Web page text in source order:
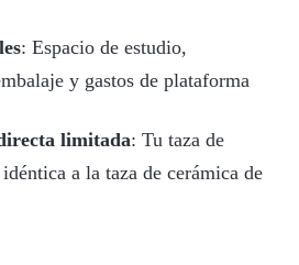
: Espacio de estudio,
y gastos de plataforma
limitada: Tu taza de
a la taza de cerámica de